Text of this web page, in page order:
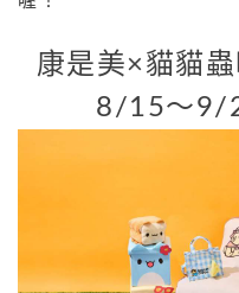
康是美×貓貓
8/15～9/